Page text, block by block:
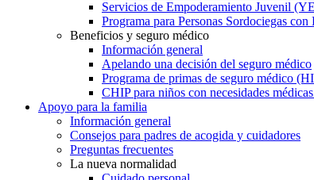
Servicios de Empoderamiento Juvenil
Programa para Personas Sordociegas
Beneficios y seguro médico
Información general
Apelando una decisión del seguro médico
Programa de primas de seguro médico
CHIP para niños con necesidades
Apoyo para la familia
Información general
Consejos para padres de acogida y cuidadores
Preguntas frecuentes
La nueva normalidad